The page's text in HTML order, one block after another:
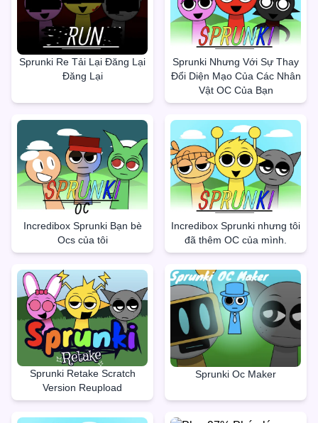
Sprunki Re Tải Lại Đăng Lại
Đăng Lại
Sprunki Nhưng Với Sự Thay
Đổi Diện Mạo Của Các Nhân
Vật OC Của Bạn
Incredibox Sprunki Bạn bè
Ocs của tôi
Incredibox Sprunki nhưng tôi
đã thêm OC của mình.
Sprunki Retake Scratch
Version Reupload
Sprunki Oc Maker